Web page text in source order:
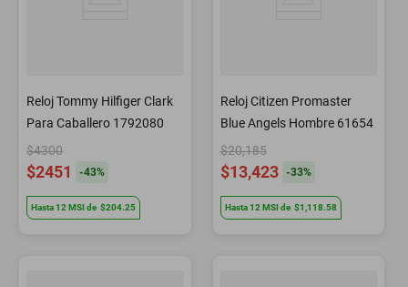
Reloj Tommy Hilfiger Clark
Para Caballero 1792080
$4300
$2451 -43%
Hasta12 MSIde $204.25
Reloj Citizen Promaster
Blue Angels Hombre 61654
$20,185
$13,423 -33%
Hasta12 MSIde $1,118.58